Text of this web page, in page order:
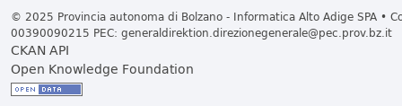
© 2025 Provincia autonoma di Bolzano - Informatica Alto Adige SPA •
00390090215 PEC: generaldirektion.direzionegenerale@pec.prov.bz.it
CKAN API
Open Knowledge Foundation